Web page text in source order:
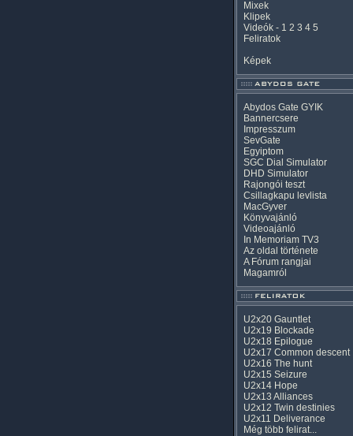
Mixek
Klipek
Videók - 1 2 3 4 5
Feliratok
Képek
Abydos Gate GYIK
Bannercsere
Impresszum
SevGate
Egyiptom
SGC Dial Simulator
DHD Simulator
Rajongói teszt
Csillagkapu levlista
MacGyver
Könyvajánló
Videoajánló
In Memoriam TV3
Az oldal története
A Fórum rangjai
Magamról
U2x20 Gauntlet
U2x19 Blockade
U2x18 Epilogue
U2x17 Common descent
U2x16 The hunt
U2x15 Seizure
U2x14 Hope
U2x13 Alliances
U2x12 Twin destinies
U2x11 Deliverance
Még több felirat...